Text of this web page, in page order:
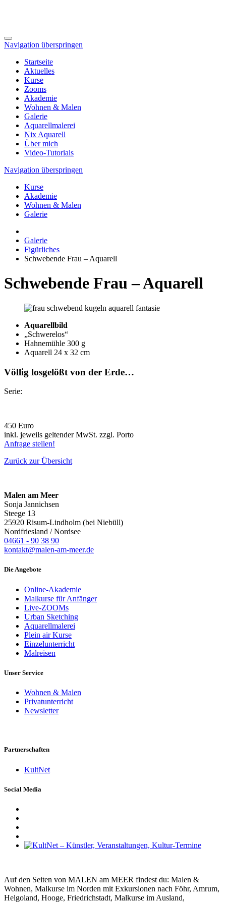
Navigation überspringen
Startseite
Aktuelles
Kurse
Zooms
Akademie
Wohnen & Malen
Galerie
Aquarellmalerei
Nix Aquarell
Über mich
Video-Tutorials
Navigation überspringen
Kurse
Akademie
Wohnen & Malen
Galerie
Galerie
Figürliches
Schwebende Frau – Aquarell
Schwebende Frau – Aquarell
Aquarellbild
„Schwerelos“
Hahnemühle 300 g
Aquarell 24 x 32 cm
Völlig losgelößt von der Erde…
Serie:
450 Euro
inkl. jeweils geltender MwSt. zzgl. Porto
Anfrage stellen!
Zurück zur Übersicht
Malen am Meer
Sonja Jannichsen
Steege 13
25920 Risum-Lindholm (bei Niebüll)
Nordfriesland / Nordsee
04661 - 90 38 90
kontakt@malen-am-meer.de
Die Angebote
Online-Akademie
Malkurse für Anfänger
Live-ZOOMs
Urban Sketching
Aquarellmalerei
Plein air Kurse
Einzelunterricht
Malreisen
Unser Service
Wohnen & Malen
Privatunterricht
Newsletter
Partnerschaften
KultNet
Social Media
Auf den Seiten von MALEN am MEER findest du: Malen &
Wohnen, Malkurse im Norden mit Exkursionen nach Föhr, Amrum,
Helgoland, Hooge, Friedrichstadt, Malkurse im Ausland,